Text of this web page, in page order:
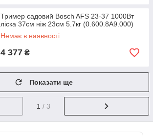
Тример садовий Bosch AFS 23-37 1000Вт
ліска 37см ніж 23см 5.7кг (0.600.8A9.000)
Немає в наявності
4 377 ₴
Показати ще
1 / 3